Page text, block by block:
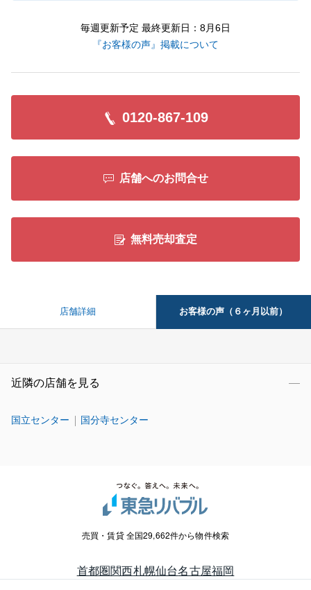
毎週更新予定 最終更新日：8月6日
『お客様の声』掲載について
0120-867-109
店舗へのお問合せ
無料売却査定
店舗詳細 お客様の声（６ヶ月以前）
近隣の店舗を見る
国立センター 国分寺センター
売買・賃貸 全国29,662件から物件検索
首都圏関西札幌仙台名古屋福岡